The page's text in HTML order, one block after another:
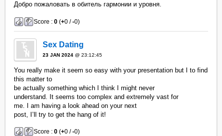
Добро пожаловать в обитель гармонии и уровня.
Score :0 (+0 /-0)
Sex Dating
23 JAN 2024 @ 23:12:45
You really make it seem so easy with your presentation but I to find
this matter to
be actually something which I think I might never
understand. It seems too complex and extremely vast for
me. I am having a look ahead on your next
post, I’ll try to get the hang of it!
Score :0 (+0 /-0)